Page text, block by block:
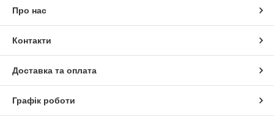
Про нас
Контакти
Доставка та оплата
Графік роботи